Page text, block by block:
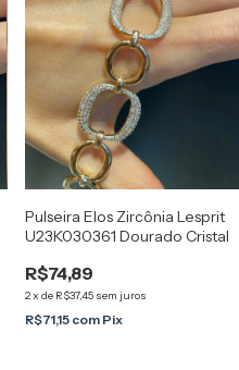
Pulseira Elos Zircônia Lesprit
U23K030361 Dourado Cristal
R$74,89
2x de R$37,45 sem juros
R$71,15 com Pix